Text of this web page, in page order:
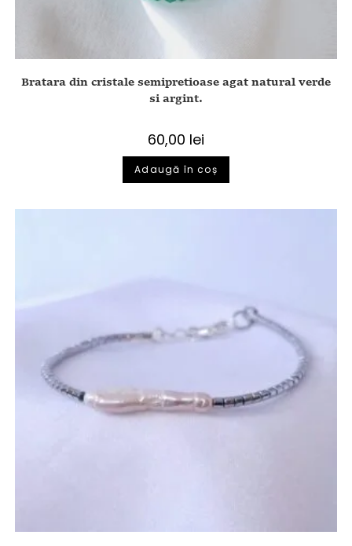
Bratara din cristale semipretioase agat natural verde
si argint.
60,00 lei
Adaugă în coș